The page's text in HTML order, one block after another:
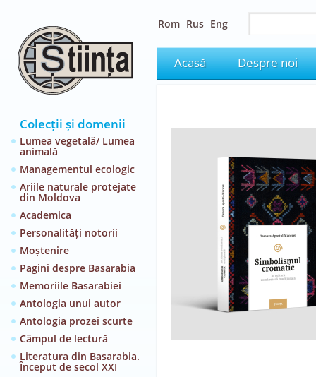
Colecții și domenii
Lumea vegetală/ Lumea
animală
Managementul ecologic
Ariile naturale protejate
din Moldova
Academica
Personalități notorii
Moștenire
Pagini despre Basarabia
Memoriile Basarabiei
Antologia unui autor
Antologia prozei scurte
Câmpul de lectură
Literatura din Basarabia.
Început de secol XXI
Rom Rus Eng
Acasă Despre noi